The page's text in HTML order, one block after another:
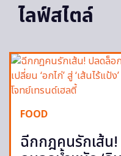
ไลฟ์สไตล์
FOOD
ฉีกกฎคนรักเส้น